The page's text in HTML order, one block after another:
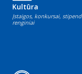
Kultūra
Įstaigos, konkursai,
renginiai